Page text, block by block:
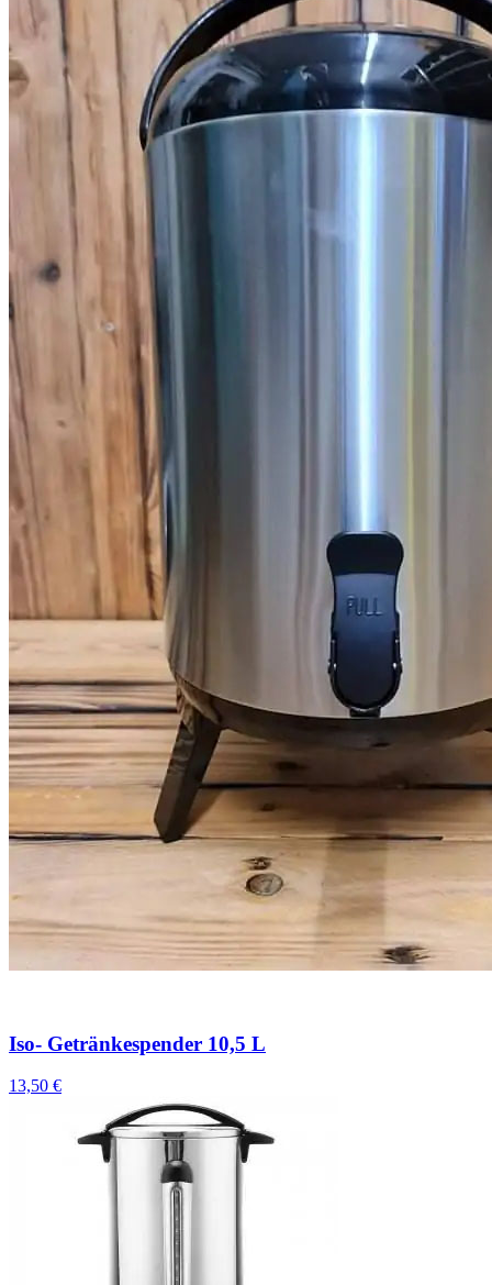
Iso- Getränkespender 10,5 L
13,50 €